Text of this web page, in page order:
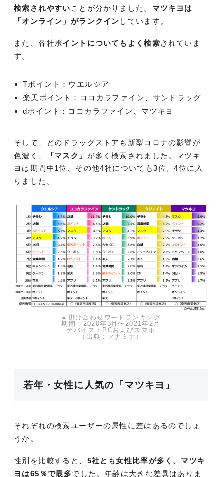
検索されやすい ことが分かりました。 マツキヨは
「オンライン」がランクイン しています。
また、各社ポイントについてもよく検索されていま
す。
Tポイント：ウエルシア
楽天ポイント：ココカラファイン、サンドラッグ
dポイント：ココカラファイン、マツキヨ
そして、どのドラッグストアも新型コロナの影響が
色濃く、
「マスク」 が多く検索されました。マツキ
ヨは期間中1位、その他4社についても3位、4位に入
りました。
▲掛け合わせワードランキング
期間：2020年3月〜2021年2月
デバイス：PCおよびスマホ
（出典：マナミナ）
若年・女性に人気の「マツキヨ」
それぞれの検索ユーザーの属性に差はあるのでしょ
うか。
性別を比較すると、 5社とも女性比率が多く、マツキ
ヨは65％で最多でした。年齢は大きな差異はありま